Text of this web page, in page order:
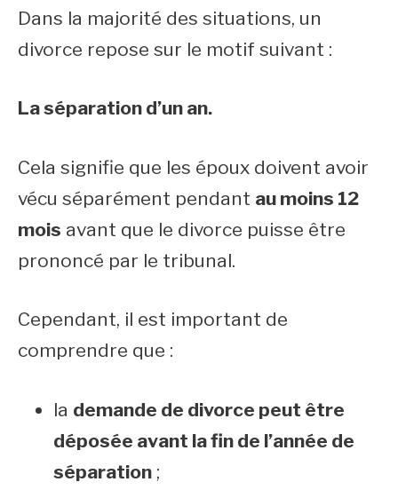
Dans la majorité des situations, un
divorce repose sur le motif suivant :
La séparation d’un an.
Cela signifie que les époux doivent avoir
vécu séparément pendant au moins 12
mois avant que le divorce puisse être
prononcé par le tribunal.
Cependant, il est important de
comprendre que :
la demande de divorce peut être
déposée avant la fin de l’année de
séparation ;